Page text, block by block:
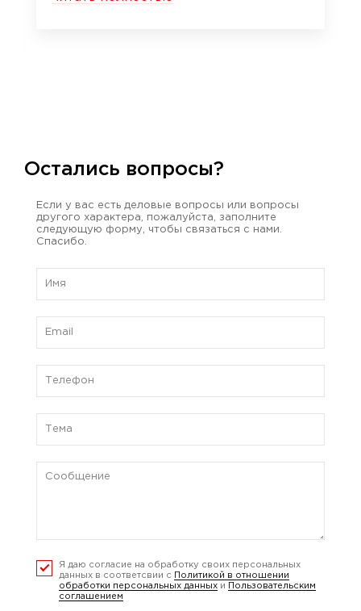
Остались вопросы?
Если у вас есть деловые вопросы или вопросы
другого характера, пожалуйста, заполните
следующую форму, чтобы связаться с нами.
Спасибо.
Я даю согласие на обработку своих персональных
данных в соответсвии с
Политикой в отношении
обработки персональных данных и
Пользовательским
соглашением